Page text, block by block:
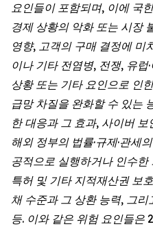
요인들이 포함되며, 이에 국
경제 상황의 악화 또는 시장
영향, 고객의 구매 결정에
이나 기타 전염병, 전쟁, 유럽
상황 또는 기타 요인으로 인
급망 차질을 완화할 수 있는
한 대응과 그 효과, 사이버
해외 정부의 법률·규제·관세
공적으로 실행하거나 인수
특허 및 기타 지적재산권 보
채 수준과 그 상환 능력, 그
등. 이와 같은 위험 요인들은